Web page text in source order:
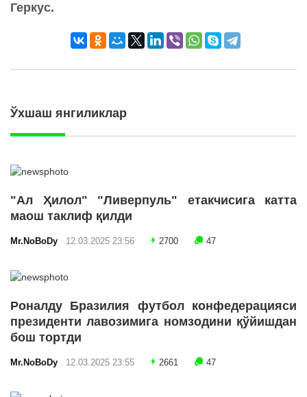
Геркус.
Ўхшаш янгиликлар
"Ал Ҳилол" "Ливерпуль" етакчисига катта
маош таклиф қилди
Mr.NoBoDy 12.03.2025 23:56 2700 47
Роналду Бразилия футбол конфедерацияси
президенти лавозимига номзодини қўйишдан
бош тортди
Mr.NoBoDy 12.03.2025 23:55 2661 47